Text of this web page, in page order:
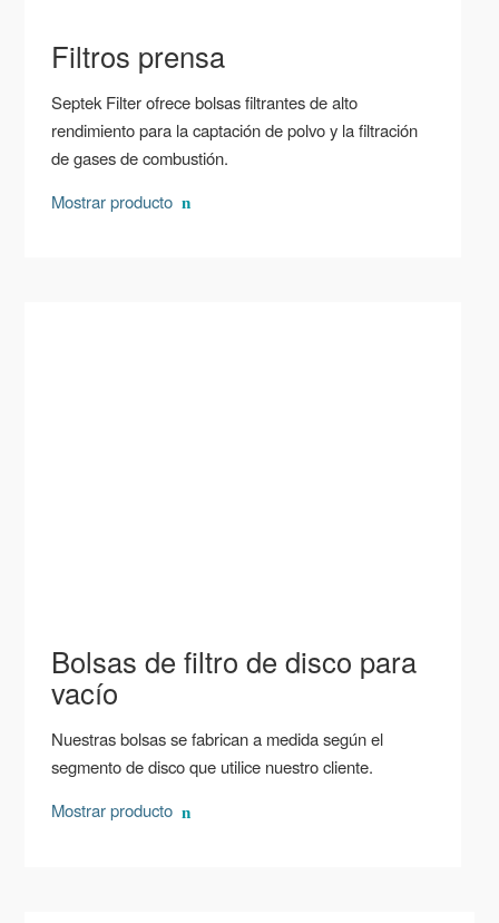
Filtros prensa
Septek Filter ofrece bolsas filtrantes de alto
rendimiento para la captación de polvo y la filtración
de gases de combustión.
Mostrar producto
Bolsas de filtro de disco para
vacío
Nuestras bolsas se fabrican a medida según el
segmento de disco que utilice nuestro cliente.
Mostrar producto